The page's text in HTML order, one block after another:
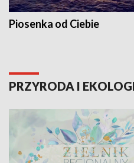
Piosenka od Ciebie
PRZYRODA I